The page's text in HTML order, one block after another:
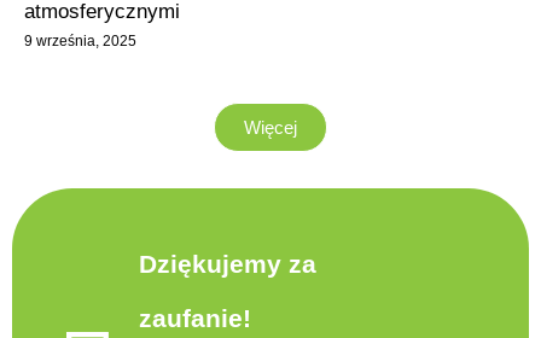
atmosferycznymi
9 września, 2025
Więcej
Dziękujemy za
zaufanie!